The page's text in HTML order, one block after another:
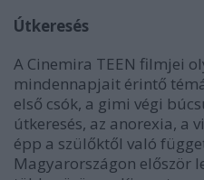
Útkeresés
A Cinemira TEEN filmjei
mindennapjait érintő
első csók, a gimi végi
útkeresés, az anorexia, a
épp a szülőktől való
Magyarországon először